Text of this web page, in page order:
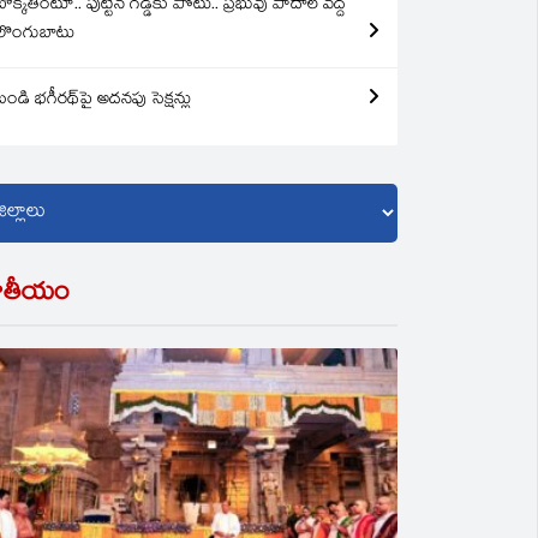
పుట్టిన గడ్డకు పోటు.. ప్రభువు పాదాల వద్ద
భగీరథ్‌పై అదనపు సెక్షన్లు